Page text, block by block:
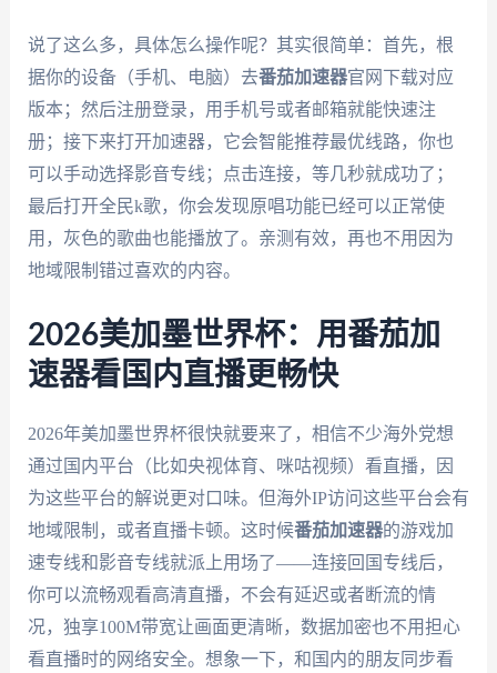
说了这么多，具体怎么操作呢？其实很简单：首先，根
据你的设备（手机、电脑）去番茄加速器官网下载对应
版本；然后注册登录，用手机号或者邮箱就能快速注
册；接下来打开加速器，它会智能推荐最优线路，你也
可以手动选择影音专线；点击连接，等几秒就成功了；
最后打开全民k歌，你会发现原唱功能已经可以正常使
用，灰色的歌曲也能播放了。亲测有效，再也不用因为
地域限制错过喜欢的内容。
2026美加墨世界杯：用番茄加
速器看国内直播更畅快
2026年美加墨世界杯很快就要来了，相信不少海外党想
通过国内平台（比如央视体育、咪咕视频）看直播，因
为这些平台的解说更对口味。但海外IP访问这些平台会有
地域限制，或者直播卡顿。这时候番茄加速器的游戏加
速专线和影音专线就派上用场了——连接回国专线后，
你可以流畅观看高清直播，不会有延迟或者断流的情
况，独享100M带宽让画面更清晰，数据加密也不用担心
看直播时的网络安全。想象一下，和国内的朋友同步看